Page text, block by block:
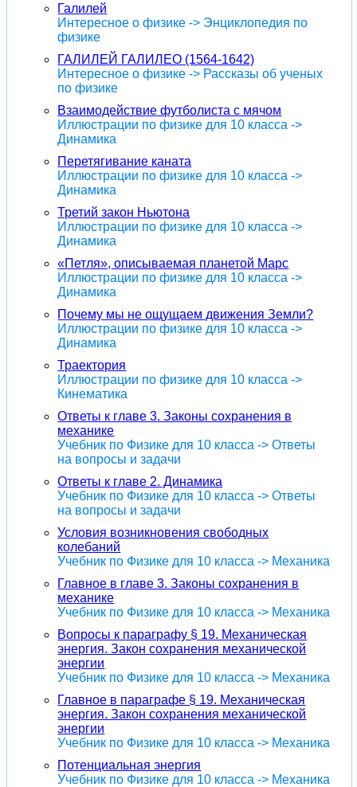
Галилей
Интересное о физике -> Энциклопедия по
физике
ГАЛИЛЕЙ ГАЛИЛЕО (1564-1642)
Интересное о физике -> Рассказы об ученых
по физике
Взаимодействие футболиста с мячом
Иллюстрации по физике для 10 класса ->
Динамика
Перетягивание каната
Иллюстрации по физике для 10 класса ->
Динамика
Третий закон Ньютона
Иллюстрации по физике для 10 класса ->
Динамика
«Петля», описываемая планетой Марс
Иллюстрации по физике для 10 класса ->
Динамика
Почему мы не ощущаем движения Земли?
Иллюстрации по физике для 10 класса ->
Динамика
Траектория
Иллюстрации по физике для 10 класса ->
Кинематика
Ответы к главе 3. Законы сохранения в
механике
Учебник по Физике для 10 класса -> Ответы
на вопросы и задачи
Ответы к главе 2. Динамика
Учебник по Физике для 10 класса -> Ответы
на вопросы и задачи
Условия возникновения свободных
колебаний
Учебник по Физике для 10 класса -> Механика
Главное в главе 3. Законы сохранения в
механике
Учебник по Физике для 10 класса -> Механика
Вопросы к параграфу § 19. Механическая
энергия. Закон сохранения механической
энергии
Учебник по Физике для 10 класса -> Механика
Главное в параграфе § 19. Механическая
энергия. Закон сохранения механической
энергии
Учебник по Физике для 10 класса -> Механика
Потенциальная энергия
Учебник по Физике для 10 класса -> Механика